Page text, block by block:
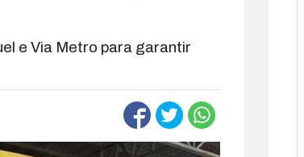
e Via Metro para garantir